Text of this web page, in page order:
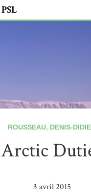
ROUSSEAU, DENIS-
Arctic
3 avril 2015